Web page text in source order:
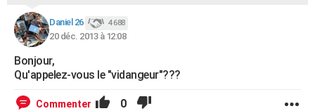
PROGRAMME TV
COPAINS D'AVANT
S'inscrire
Se connecter
Lycées
Collèges
Primaires
Universités
Entreprises
Service militaire
Avis de recherche
AVIS DE DÉCÈS
FORUM
Daniel 26 4 688
20 déc. 2013 à 12:08
Bonjour,
Qu'appelez-vous le "vidangeur"???
Commenter 0